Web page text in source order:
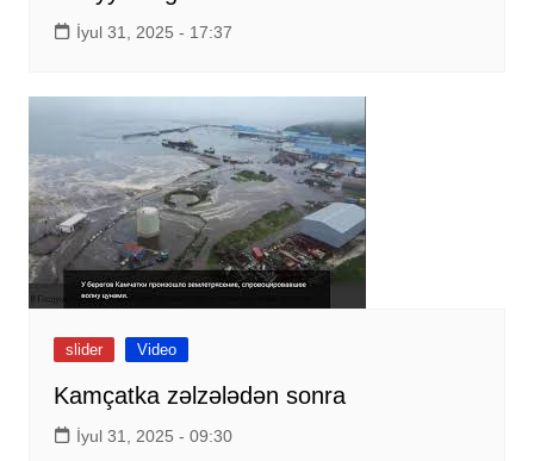
İyul 31, 2025 - 17:37
slider Video
Kamçatka zəlzələdən sonra
İyul 31, 2025 - 09:30